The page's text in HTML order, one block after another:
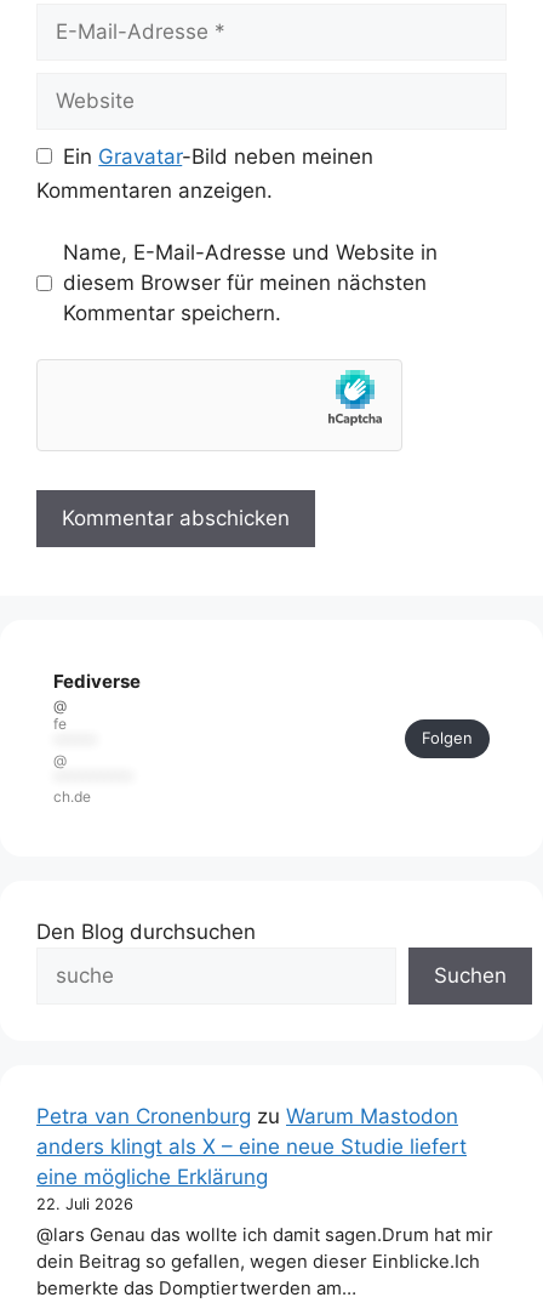
Website
Ein Gravatar-Bild neben meinen
Kommentaren anzeigen.
Name, E-Mail-Adresse und Website in
diesem Browser für meinen nächsten
Kommentar speichern.
Fediverse
@
fe
@
ch.de
Folgen
Den Blog durchsuchen
Suchen
Petra van Cronenburg zu Warum Mastodon
anders klingt als X – eine neue Studie liefert
eine mögliche Erklärung
22. Juli 2026
@lars Genau das wollte ich damit sagen.Drum hat mir
dein Beitrag so gefallen, wegen dieser Einblicke.Ich
bemerkte das Domptiertwerden am…